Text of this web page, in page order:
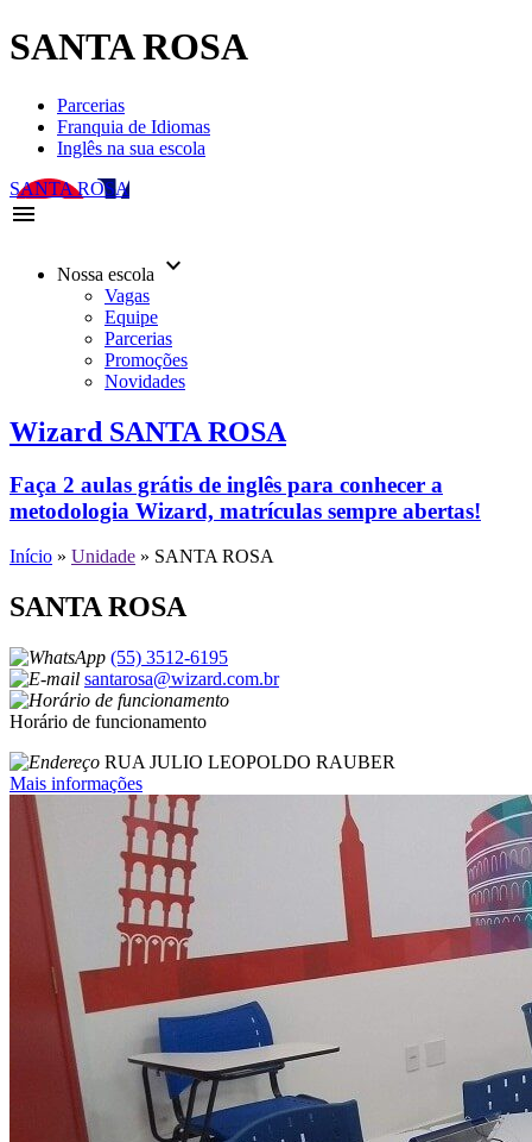
SANTA ROSA
Parcerias
Franquia de Idiomas
Inglês na sua escola
SANTA ROSA
menu
Nossa escola keyboard_arrow_down
Vagas
Equipe
Parcerias
Promoções
Novidades
Wizard SANTA ROSA
Faça 2 aulas grátis de inglês para conhecer a
metodologia Wizard, matrículas sempre abertas!
Início » Unidade » SANTA ROSA
SANTA ROSA
(55) 3512-6195
santarosa@wizard.com.br
Horário de funcionamento
RUA JULIO LEOPOLDO RAUBER
Mais informações